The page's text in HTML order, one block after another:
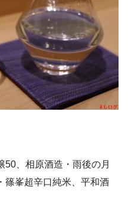
50、相原酒造・雨後の月
篠峯超辛口純米、平和酒